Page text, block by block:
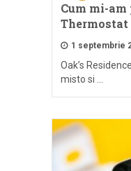
Cum mi-
Thermostat
1 septembrie
Oak’s
misto si …